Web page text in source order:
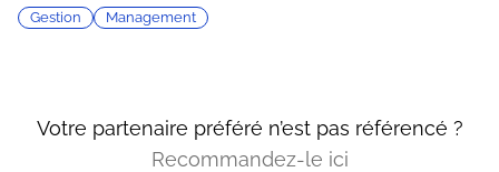
Gestion Management
Votre partenaire préféré n’est pas référencé ?
Recommandez-le ici